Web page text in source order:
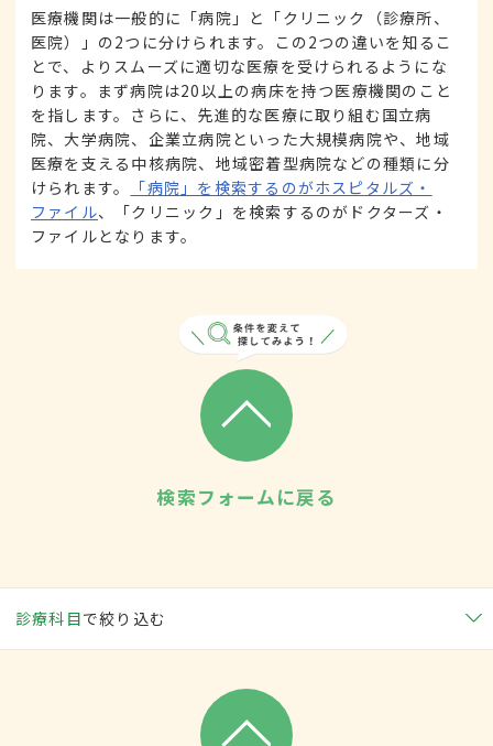
医療機関は一般的に「病院」と「クリニック（診療所、
医院）」の2つに分けられます。この2つの違いを知るこ
とで、よりスムーズに適切な医療を受けられるようにな
ります。まず病院は20以上の病床を持つ医療機関のこと
を指します。さらに、先進的な医療に取り組む国立病
院、大学病院、企業立病院といった大規模病院や、地域
医療を支える中核病院、地域密着型病院などの種類に分
けられます。
「病院」を検索するのがホスピタルズ・
ファイル、「クリニック」を検索するのがドクターズ・
ファイルとなります。
検索フォームに戻る
診療科目で絞り込む